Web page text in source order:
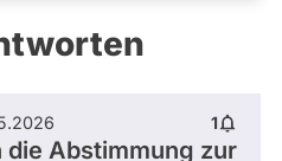
1
die Abstimmung zur